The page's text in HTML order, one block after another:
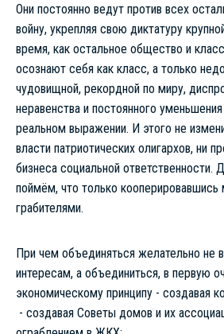
Они постоянно ведут против всех
войну, укрепляя свою диктатуру
время, как остальное общество и
осознают себя как класс, а только
чудовищной, рекордной по миру,
неравенства и постоянного
реальном выражении. И этого не
власти патриотических олигархов, ни
бизнеса социальной ответственности.
поймём, что только
грабителями.
При чем объединяться желательно не
интересам, а объединиться, в первую
экономическому принципу - создавая
- создавая Советы домов и их